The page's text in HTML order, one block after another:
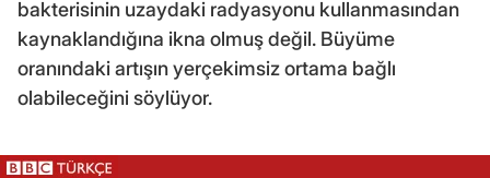
bakterisinin uzaydaki radyasyonu kullanmasından
kaynaklandığına ikna olmuş değil. Büyüme
oranındaki artışın yerçekimsiz ortama bağlı
olabileceğini söylüyor.